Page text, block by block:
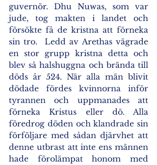
guvernör. Dhu Nuwas, som var
jude, tog makten i landet och
försökte få de kristna att förneka
sin tro.  Ledd av Arethas vägrade
en stor grupp kristna detta och
blev så halshuggna och brända till
döds år 524. När alla män blivit
dödade fördes kvinnorna inför
tyrannen och uppmanades att
förneka Kristus eller dö. Alla
föredrog döden och klandrade sin
förföljare med sådan djärvhet att
denne utbrast att inte ens männen
hade förolämpat honom med